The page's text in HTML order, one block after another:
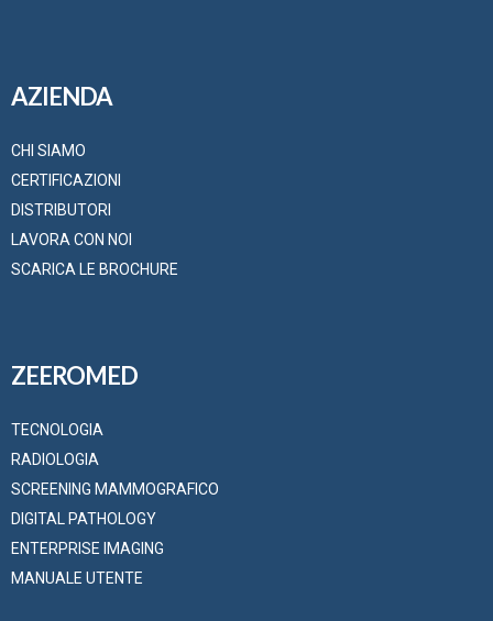
AZIENDA
CHI SIAMO
CERTIFICAZIONI
DISTRIBUTORI
LAVORA CON NOI
SCARICA LE BROCHURE
ZEEROMED
TECNOLOGIA
RADIOLOGIA
SCREENING MAMMOGRAFICO
DIGITAL PATHOLOGY
ENTERPRISE IMAGING
MANUALE UTENTE